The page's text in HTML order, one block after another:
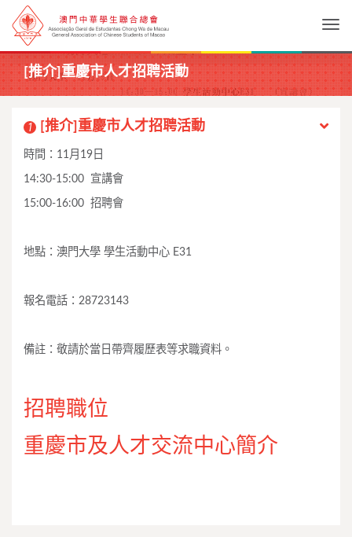
[推介]重慶市人才招聘活動
1 [推介]重慶市人才招聘活動
時間：11月19日
14:30-15:00 宣講會
15:00-16:00 招聘會
地點：澳門大學 學生活動中心 E31
報名電話：28723143
備註：敬請於當日帶齊履歷表等求職資料。
招聘職位
重慶市及人才交流中心簡介